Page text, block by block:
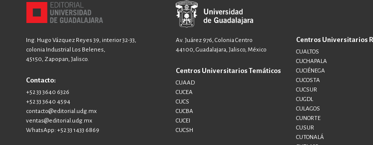
Ing. Hugo Vázquez Reyes 39, interior 32-33,
colonia Industrial Los Belenes,
45150, Zapopan, Jalisco.
Contacto:
+52 33 3640 6326
+52 33 3640 4594
contacto@editorial.udg.mx
ventas@editorial.udg.mx
WhatsApp: +52 33 1433 6869
Av. Juárez 976, Colonia Centro
44100, Guadalajara, Jalisco, México
Centros Universitarios Temáticos
CUAAD
CUCEA
CUCS
CUCBA
CUCEI
CUCSH
Centros Universitarios
CUALTOS
CUCHAPALA
CUCIÉNEGA
CUCOSTA
CUCSUR
CUGDL
CULAGOS
CUNORTE
CUSUR
CUTONALÁ